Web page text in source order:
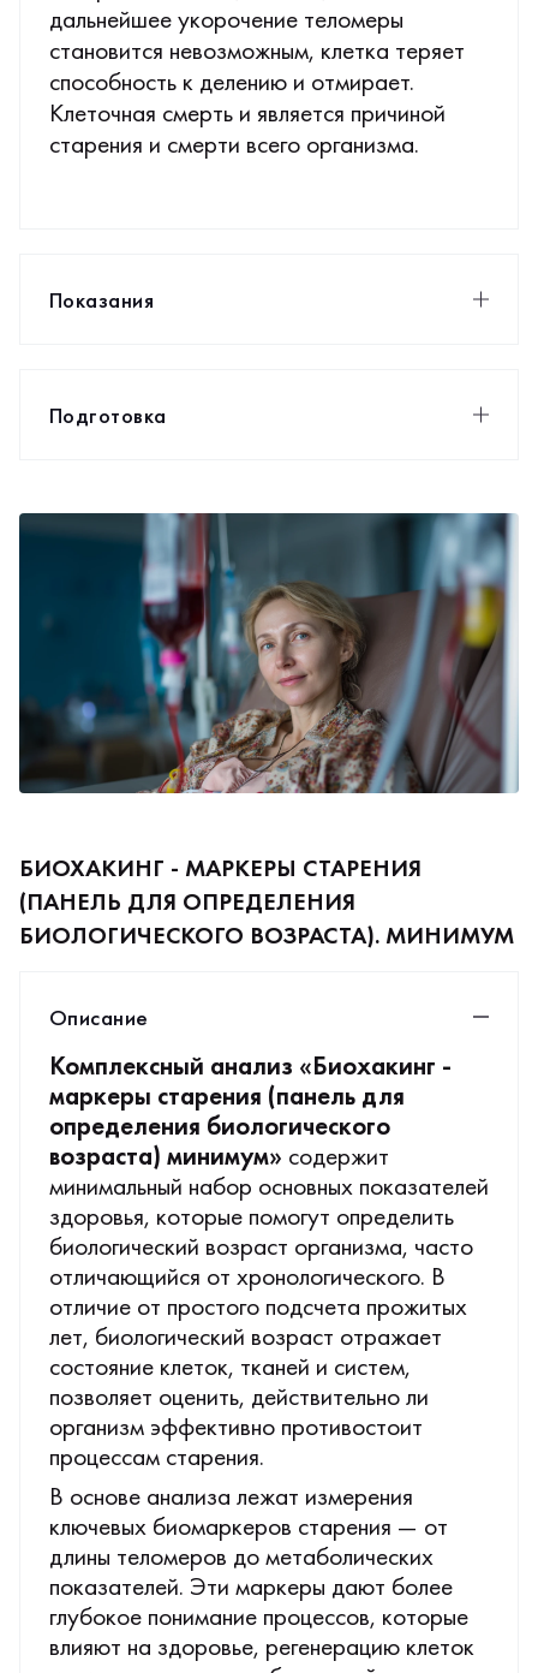
дальнейшее укорочение теломеры
становится невозможным, клетка теряет
способность к делению и отмирает.
Клеточная смерть и является причиной
старения и смерти всего организма.
Показания
Подготовка
БИОХАКИНГ - МАРКЕРЫ СТАРЕНИЯ
(ПАНЕЛЬ ДЛЯ ОПРЕДЕЛЕНИЯ
БИОЛОГИЧЕСКОГО ВОЗРАСТА). МИНИМУМ
Описание
Комплексный анализ «Биохакинг -
маркеры старения (панель для
определения биологического
возраста) минимум» содержит
минимальный набор основных показателей
здоровья, которые помогут определить
биологический возраст организма, часто
отличающийся от хронологического. В
отличие от простого подсчета прожитых
лет, биологический возраст отражает
состояние клеток, тканей и систем,
позволяет оценить, действительно ли
организм эффективно противостоит
процессам старения.
В основе анализа лежат измерения
ключевых биомаркеров старения — от
длины теломеров до метаболических
показателей. Эти маркеры дают более
глубокое понимание процессов, которые
влияют на здоровье, регенерацию клеток